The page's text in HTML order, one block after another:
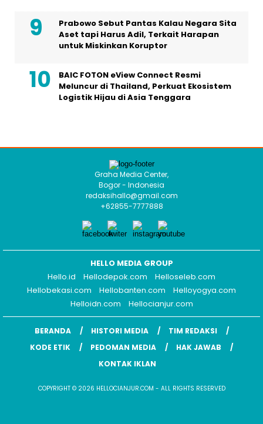
Prabowo Sebut Pantas Kalau Negara Sita
Aset tapi Harus Adil, Terkait Harapan
untuk Miskinkan Koruptor
BAIC FOTON eView Connect Resmi
Meluncur di Thailand, Perkuat Ekosistem
Logistik Hijau di Asia Tenggara
Graha Media Center,
Bogor - Indonesia
redaksihallo@gmail.com
+62855-7777888
HELLO MEDIA GROUP
Hello.id
Hellodepok.com
Helloseleb.com
Hellobekasi.com
Hellobanten.com
Helloyogya.com
Helloidn.com
Hellocianjur.com
BERANDA HISTORI MEDIA
TIM REDAKSI
KODE ETIK
PEDOMAN MEDIA
HAK JAWAB
KONTAK IKLAN
COPYRIGHT © 2026 HELLOCIANJUR.COM - ALL RIGHTS RESERVED